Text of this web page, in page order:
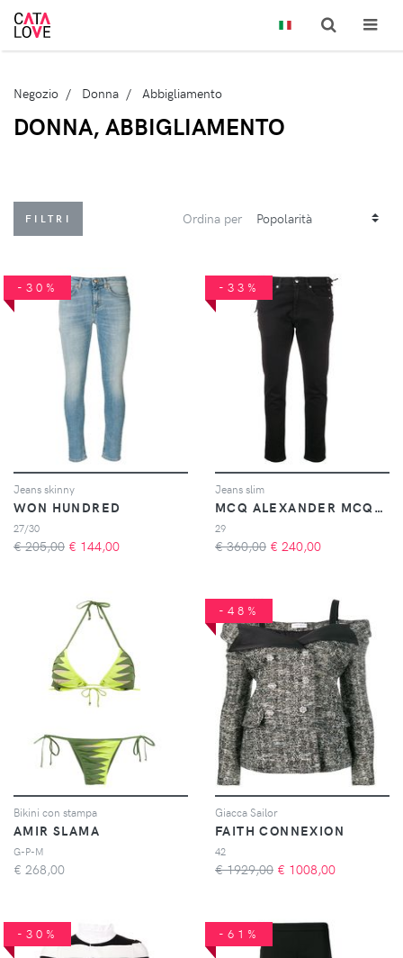
Negozio Donna Abbigliamento
DONNA, ABBIGLIAMENTO
FILTRI Ordina per
-30%
Jeans skinny
WON HUNDRED
27/30
€ 205,00 € 144,00
-33%
Jeans slim
MCQ ALEXANDER MCQUEEN
29
€ 360,00 € 240,00
Bikini con stampa
AMIR SLAMA
G-P-M
€ 268,00
-48%
Giacca Sailor
FAITH CONNEXION
42
€ 1929,00 € 1008,00
-30% -61%